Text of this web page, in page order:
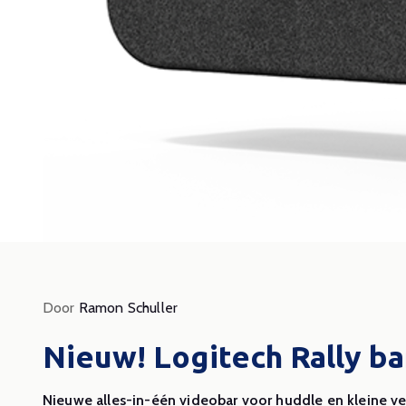
Door Ramon Schuller
Nieuw! Logitech Rally
Nieuwe alles-in-één videobar voor huddle en kleine